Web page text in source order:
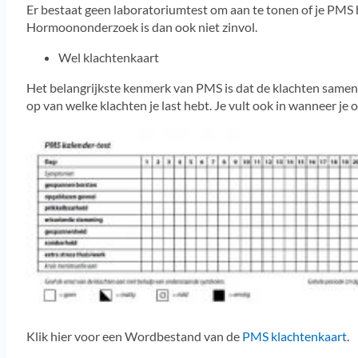
Er bestaat geen laboratoriumtest om aan te tonen of je
Hormoononderzoek is dan ook niet zinvol.
Wel klachtenkaart
Het belangrijkste kenmerk van PMS is dat de klachten
op van welke klachten je last hebt. Je vult ook in wanneer je
Klik hier voor een Wordbestand van de PMS klachtenkaart.